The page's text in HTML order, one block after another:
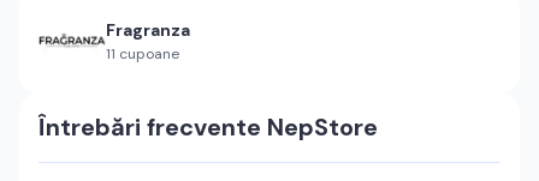
Fragranza
11 cupoane
Întrebări frecvente NepStore